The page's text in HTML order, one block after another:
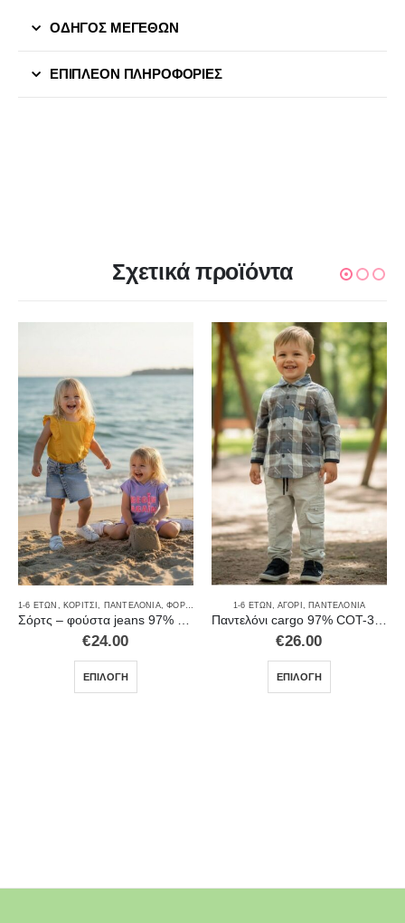
ΟΔΗΓΟΣ ΜΕΓΕΘΩΝ
ΕΠΙΠΛΈΟΝ ΠΛΗΡΟΦΟΡΊΕΣ
Σχετικά προϊόντα
,ΚΟΡΊΤΣΙ,ΜΑΓΙΌ , ΠΡΟΣΦΟΡΈΣ
1-6 ΕΤΏΝ ΚΟΡΊΤΣΙ ΠΑΝΤΕΛΌΝΙΑ,ΦΟΡΈΜΑΤΑ-ΦΟΎΣΤΕΣ
€24.00
ΕΠΙΛΟΓΉ
1-6 ΕΤΏΝ ΑΓΌΡΙ ΠΑΝΤΕΛΌΝΙΑ
€26.00
ΕΠΙΛΟΓΉ